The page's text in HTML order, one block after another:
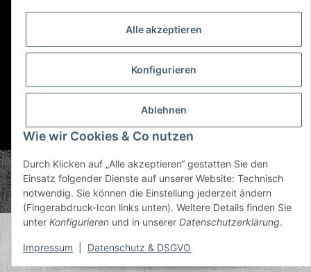
Gesetzliche Informationen
* Alle Preise inkl. gesetzlicher USt., zzgl.Versand
© Plastic Bomb GmbH
Copyright © 2026 Plastic Bomb GmbH
Powered byJTL-Shop
Alle akzeptieren
Konfigurieren
Ablehnen
Wie wir Cookies & Co nutzen
Durch Klicken auf „Alle akzeptieren“ gestatten Sie den
Einsatz folgender Dienste auf unserer Website: Technisch
notwendig. Sie können die Einstellung jederzeit ändern
(Fingerabdruck-Icon links unten). Weitere Details finden Sie
unter Konfigurieren und in unserer Datenschutzerklärung.
Impressum Datenschutz & DSGVO